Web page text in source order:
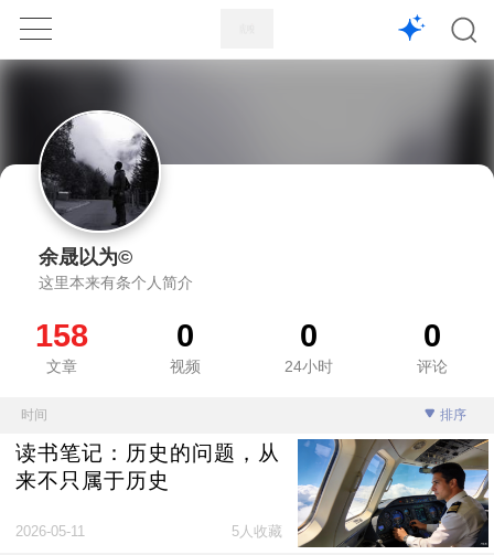
1X
余晟以为©
这里本来有条个人简介
158
文章
0
视频
0
24小时
0
评论
时间 排序
读书笔记：历史的问题，从
来不只属于历史
2026-05-11 5人收藏